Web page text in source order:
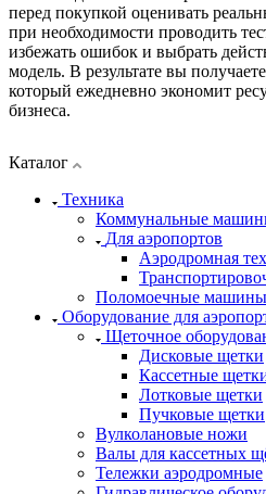
перед покупкой оценивать
при необходимости проводить
избежать ошибок и выбрать
модель. В результате вы
который ежедневно экономит
бизнеса.
Каталог
Техника
Коммунальные
Для аэропортов
Аэродромная
Поломоечные машины
Оборудование для
Щеточное
Дисковые щетки
Кассетные
Лотковые щетки
Пучковые щетки
Вулколановые ножи
Валы для кассетных
Тележки аэродромные